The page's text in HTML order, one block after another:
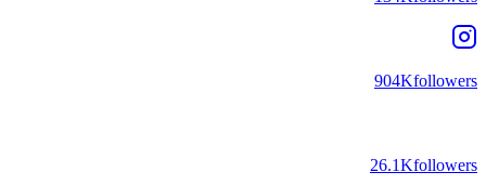
904Kfollowers
26.1Kfollowers